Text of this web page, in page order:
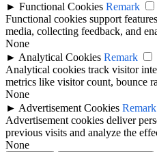
► Functional Cookies Remark
Functional cookies support
media, collecting feedback, and
None
► Analytical Cookies Remark
Analytical cookies track visitor
metrics like visitor count, bounce
None
► Advertisement Cookies Remark
Advertisement cookies deliver
previous visits and analyze the
None